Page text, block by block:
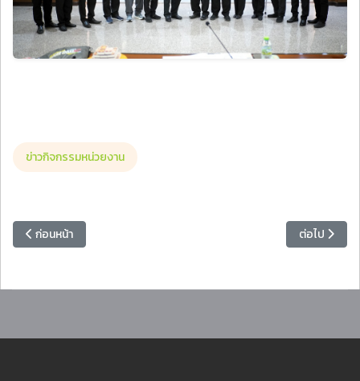
ข่าวกิจกรรมหน่วยงาน
เนื้อหาก่อนหน้า: บรรยากาศการรับอุปกรณ์ BIB - EXPO การรับรายงาน
ก่อนหน้า เนื้อหาถัดไป
ต่อไป